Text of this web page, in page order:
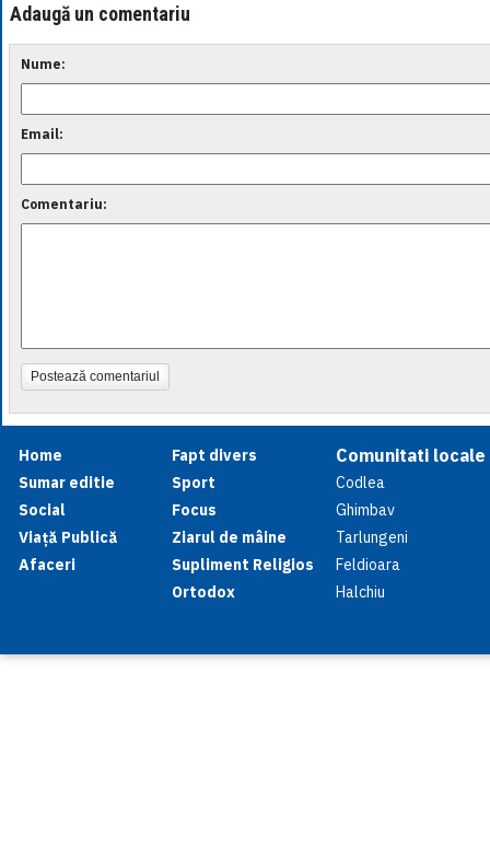
Adaugă un comentariu
Nume:
Email:
Comentariu:
Postează comentariul
Home
Sumar editie
Social
Viață Publică
Afaceri
Fapt divers
Sport
Focus
Ziarul de mâine
Supliment Religios
Ortodox
Comunitati locale
Codlea
Ghimbav
Tarlungeni
Feldioara
Halchiu